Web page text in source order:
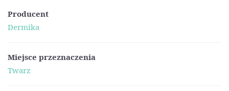
Producent
Dermika
Miejsce przeznaczenia
Twarz